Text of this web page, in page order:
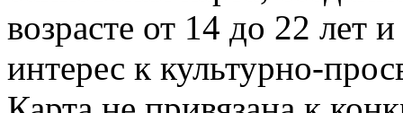
возрасте от 14 до 22 лет
интерес к культурно-